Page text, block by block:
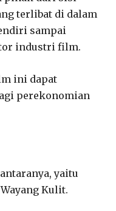
terlibat di dalam
sampai
industri film.
ini dapat
perekonomian
yaitu
Kulit.